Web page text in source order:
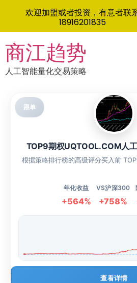
to
content
商江趋势
人工智能量化交易策略
跟单
TOP9期权UQTOOL.COM人
根据策略排行榜的高级评分买入前
年化收益
+564%
VS沪深300
+758%
查看详情
欢迎加盟或者投资，有意者联
18916201835